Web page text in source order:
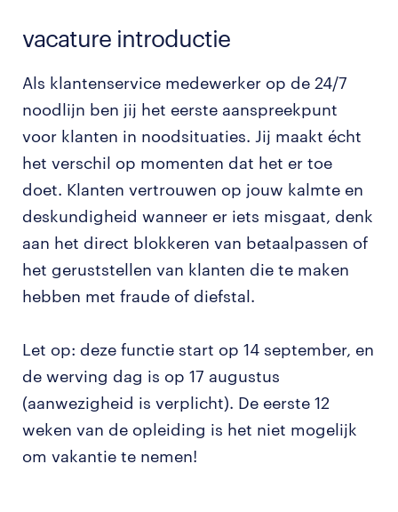
vacature introductie
Als klantenservice medewerker op de 24/7
noodlijn ben jij het eerste aanspreekpunt
voor klanten in noodsituaties. Jij maakt écht
het verschil op momenten dat het er toe
doet. Klanten vertrouwen op jouw kalmte en
deskundigheid wanneer er iets misgaat, denk
aan het direct blokkeren van betaalpassen of
het geruststellen van klanten die te maken
hebben met fraude of diefstal.
Let op: deze functie start op 14 september, en
de werving dag is op 17 augustus
(aanwezigheid is verplicht). De eerste 12
weken van de opleiding is het niet mogelijk
om vakantie te nemen!